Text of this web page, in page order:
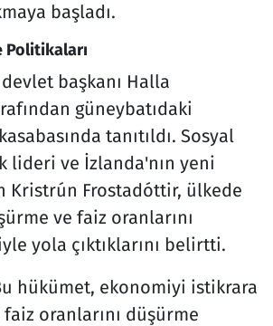
başladı.
Politikaları
başkanı Halla
güneybatıdaki
tanıtıldı. Sosyal
lideri ve İzlanda'nın yeni
Kristrún Frostadóttir, ülkede
ve faiz oranlarını
yola çıktıklarını belirtti.
hükümet, ekonomiyi istikrara
oranlarını düşürme